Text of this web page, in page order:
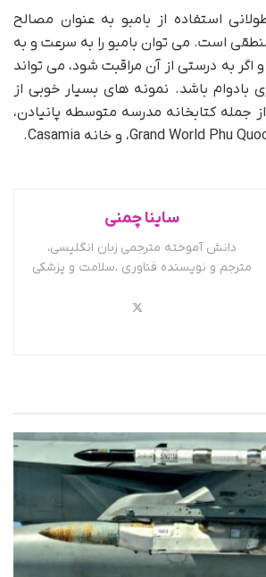
استفاده از بامبو به عنوان مصالح
است. می توان بامبو را به سرعت و به
اگر به درستی از آن مراقبت شود،‌ می تواند
بادوام باشد. نمونه های بسیار خوبی از
جمله کتابخانه مدرسه متوسطه پانیادن،
ساینا چمنی
دانش آموخته مترجمی زبان انگلیسی،
مترجم و نویسنده فناوری ،سلامت و پزشکی